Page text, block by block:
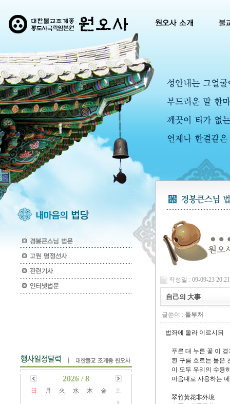
2026 / 8
日 月 火 水 木 金 土
작성일 : 09-09-23 20:21
自己의 大事
글쓴이 : 돌부처
법좌에 올라 이르시되
푸른 대 누른 꽃 이 경
흰 구름 흐르는 물은
이 모두 우리의 수용
마음대로 사용하는
翠竹黃花非外境